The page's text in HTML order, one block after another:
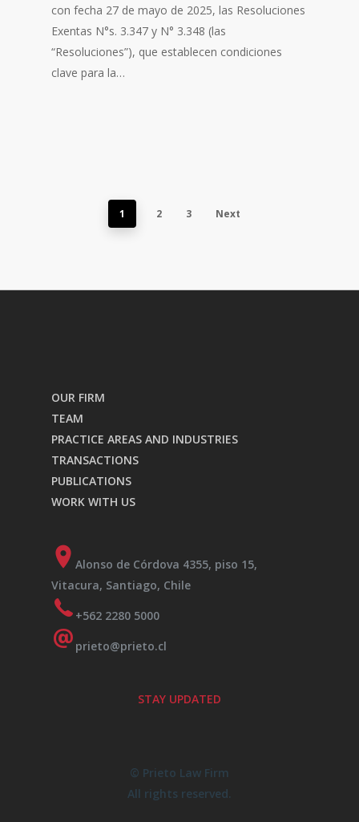
con fecha 27 de mayo de 2025, las Resoluciones
Exentas N°s. 3.347 y N° 3.348 (las
“Resoluciones”), que establecen condiciones
clave para la…
1 2 3 Next
OUR FIRM
TEAM
PRACTICE AREAS AND INDUSTRIES
TRANSACTIONS
PUBLICATIONS
WORK WITH US
Alonso de Córdova 4355, piso 15,
Vitacura, Santiago, Chile
+562 2280 5000
prieto@prieto.cl
STAY UPDATED
© Prieto Law Firm
All rights reserved.